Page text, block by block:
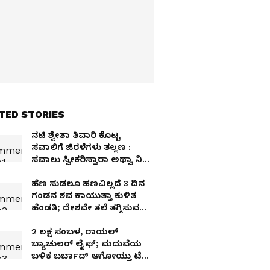
STORIES
ನಟಿ ಶ್ವೇತಾ ತಿವಾರಿ ಕೊಟ್ಟ
ಸವಾಲಿಗೆ ಜಿರಳೆಗಳು ತಲ್ಲಣ :
ಸವಾಲು ಸ್ವೀಕರಿಸ್ತಾರಾ ಅಥ್ವಾ ನಿಜ
ಹೆಣ ಸುಡಲೂ ಹಣವಿಲ್ಲದೆ 3 ದಿನ
ಗಂಡನ ಶವ ಕಾಯುತ್ತಾ ಕುಳಿತ
ಹೆಂಡತಿ; ದೇಶವೇ ತಲೆ ತಗ್ಗಿಸುವ
2 ಲಕ್ಷ ಸಂಬಳ, ರಾಯಲ್
ಬ್ಯಾಚುಲರ್ ಲೈಫ್; ಮದುವೆಯ
ಬಳಿಕ ಬರ್ಬಾದ್ ಆಗೋಯ್ತು ಟೆಕ್ಕಿ